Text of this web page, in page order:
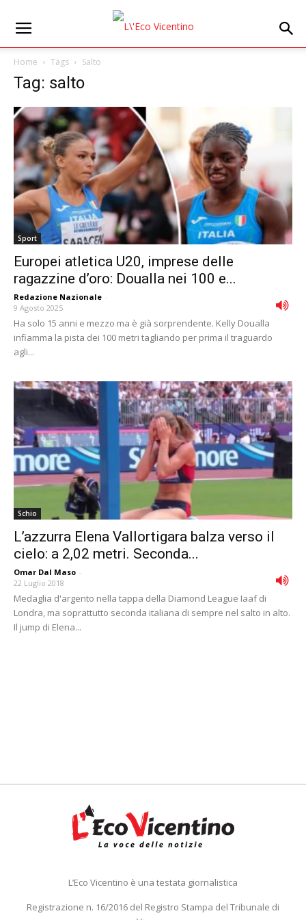
Home Tags Salto
Tag: salto
Sport
Europei atletica U20, imprese delle
ragazzine d’oro: Doualla nei 100 e...
Redazione Nazionale -
9 Agosto 2025
Ha solo 15 anni e mezzo ma è già sorprendente. Kelly Doualla
infiamma la pista dei 100 metri tagliando per prima il traguardo
agli...
Schio
L’azzurra Elena Vallortigara balza verso il
cielo: a 2,02 metri. Seconda...
Omar Dal Maso -
22 Luglio 2018
Medaglia d'argento nella tappa della Diamond League Iaaf di
Londra, ma soprattutto seconda italiana di sempre nel salto in alto.
Il jump di Elena...
L’Eco Vicentino è una testata giornalistica
Registrazione n. 16/2016 del Registro Stampa del Tribunale di